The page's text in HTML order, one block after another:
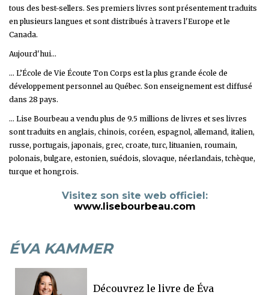
tous des best-sellers. Ses premiers livres sont présentement traduits
en plusieurs langues et sont distribués à travers l'Europe et le
Canada.
Aujourd'hui...
... L’École de Vie Écoute Ton Corps est la plus grande école de
développement personnel au Québec. Son enseignement estdiffusé
dans 28 pays.
... Lise Bourbeau a vendu plus de 9.5 millions de livres et ses livres
sont traduits en anglais, chinois, coréen, espagnol, allemand, italien,
russe, portugais, japonais, grec, croate, turc, lituanien, roumain,
polonais, bulgare, estonien, suédois, slovaque, néerlandais, tchèque,
turque et hongrois.
Visitez son site web officiel:
www.lisebourbeau.com
ÉVA KAMMER
Découvrez le livre de Éva